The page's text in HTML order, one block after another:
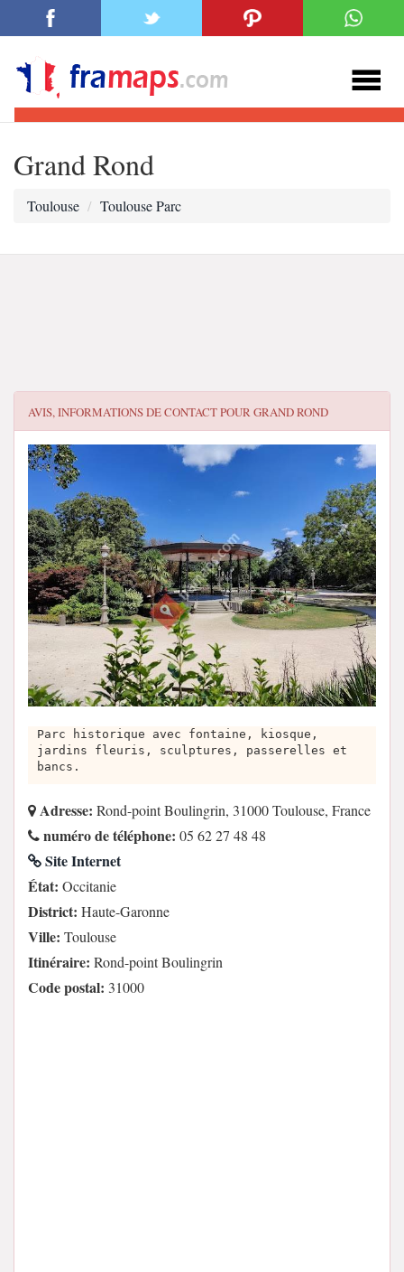
Grand Rond
Toulouse Toulouse Parc
AVIS, INFORMATIONS DE CONTACT POURGRAND ROND
Parc historique avec fontaine, kiosque,
jardins fleuris, sculptures, passerelles et
bancs.
Adresse: Rond-point Boulingrin, 31000 Toulouse, France
numéro de téléphone: 05 62 27 48 48
Site Internet
État: Occitanie
District: Haute-Garonne
Ville: Toulouse
Itinéraire: Rond-point Boulingrin
Code postal: 31000